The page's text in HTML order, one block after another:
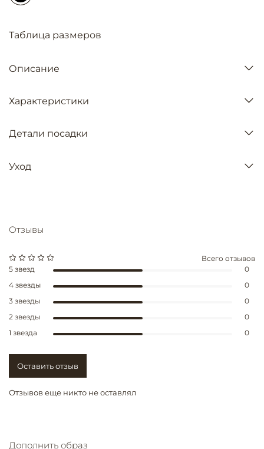
Таблица размеров
Описание
Характеристики
Детали посадки
Уход
Отзывы
Отзывов еще никто не оставлял
Всего отзывов
5 звезд
0
4 звезды
0
3 звезды
0
2 звезды
0
1 звезда
0
Оставить отзыв
Дополнить образ